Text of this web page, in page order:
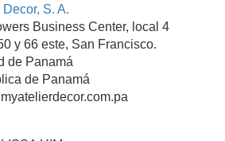
S. A.
Business Center, local 4
y 66 este, San Francisco.
de Panamá
de Panamá